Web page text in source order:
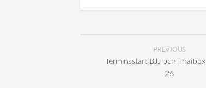
PREVIOUS
Terminsstart BJJ och
26